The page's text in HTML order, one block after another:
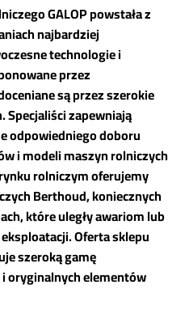
GALOP powstała z
najbardziej
technologie i
przez
są przez szerokie
zapewniają
odpowiedniego doboru
i modeli maszyn rolniczych
rolniczym oferujemy
Berthoud, koniecznych
które uległy awariom lub
Oferta sklepu
szeroką gamę
oryginalnych elementów